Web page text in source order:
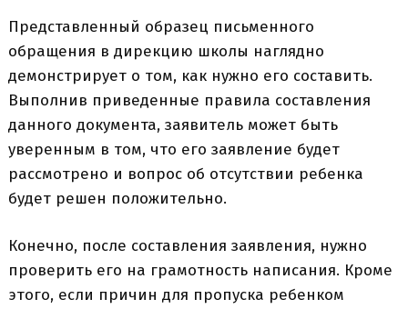
Представленный образец письменного
обращения в дирекцию школы наглядно
демонстрирует о том, как нужно его составить.
Выполнив приведенные правила составления
данного документа, заявитель может быть
уверенным в том, что его заявление будет
рассмотрено и вопрос об отсутствии ребенка
будет решен положительно.
Конечно, после составления заявления, нужно
проверить его на грамотность написания. Кроме
этого, если причин для пропуска ребенком